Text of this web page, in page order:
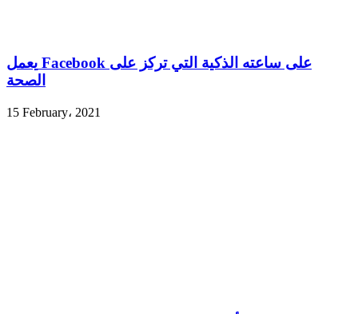
يعمل Facebook على ساعته الذكية التي تركز على
الصحة
15 February، 2021